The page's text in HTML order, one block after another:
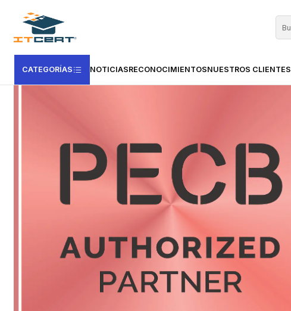
CATEGORÍAS NOTICIASRECONOCIMIENTOSNUESTROS CLIENTES
Inicio